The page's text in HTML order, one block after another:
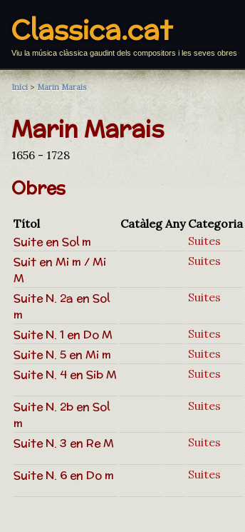
Classica.cat
Viu la música clàssica gaudint dels compositors i les seves obres
Inici > Marin Marais
Marin Marais
1656 - 1728
Obres
Títol Catàleg Any Categoria
Suite en Sol m Suites
Suit en Mi m / Mi
M
Suites
Suite N. 2a en Sol
m
Suites
Suite N. 1 en Do M Suites
Suite N. 5 en Mi m Suites
Suite N. 4 en Sib M Suites
Suite N. 2b en Sol
m
Suites
Suite N. 3 en Re M Suites
Suite N. 6 en Do m Suites